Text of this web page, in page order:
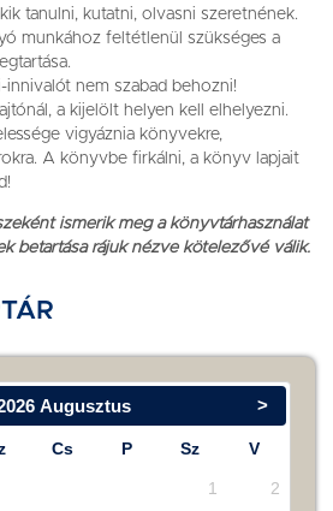
tanulni, kutatni, olvasni szeretnének.
munkához feltétlenül szükséges a
nem szabad behozni!
ajtónál, a kijelölt helyen kell elhelyezni.
vigyáznia könyvekre,
A könyvbe firkálni, a könyv lapjait
ismerik meg a könyvtárhasználat
betartása rájuk nézve kötelezővé válik.
>
Augusztus
Cs P Sz V
1
2